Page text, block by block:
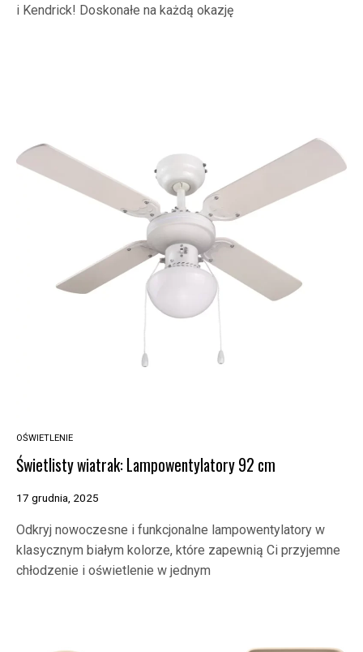
i Kendrick! Doskonałe na każdą okazję
OŚWIETLENIE
Świetlisty wiatrak: Lampowentylatory 92 cm
17 grudnia, 2025
Odkryj nowoczesne i funkcjonalne lampowentylatory w
klasycznym białym kolorze, które zapewnią Ci przyjemne
chłodzenie i oświetlenie w jednym